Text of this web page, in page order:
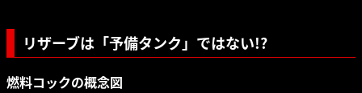
リザーブは「予備タンク」ではない!?
燃料コックの概念図